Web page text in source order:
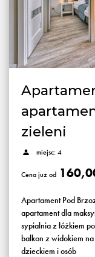
zieleni
miejsc: 4
Cena już od
Apartament Pod
apartament dla
sypialnia z łóżkiem
balkon z widokiem
dzieckiem i osób